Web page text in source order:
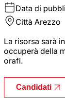
Data di
Città Arezzo
La risorsa sarà
occuperà della
orafi.
Candidati